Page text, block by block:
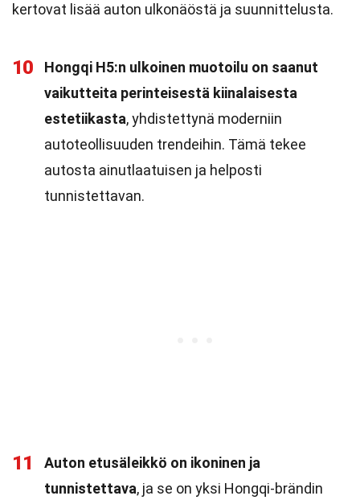
kertovat lisää auton ulkonäöstä ja suunnittelusta.
10
Hongqi H5:n ulkoinen muotoilu on saanut
vaikutteita perinteisestä kiinalaisesta
estetiikasta, yhdistettynä moderniin
autoteollisuuden trendeihin. Tämä tekee
autosta ainutlaatuisen ja helposti
tunnistettavan.
11
Auton etusäleikkö on ikoninen ja
tunnistettava, ja se on yksi Hongqi-brändin